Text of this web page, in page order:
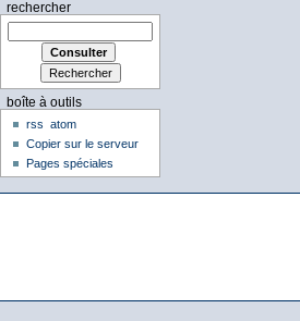
rechercher
boîte à outils
rss
atom
Copier sur le serveur
Pages spéciales